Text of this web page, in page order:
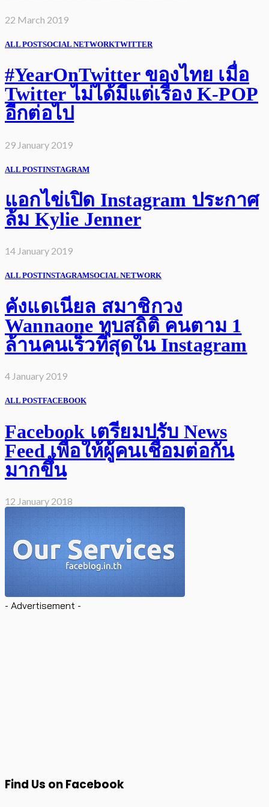
22 March 2019
ALL POSTSOCIAL NETWORKTWITTER
#YearOnTwitter ของไทย เมื่อ
Twitter ไม่ได้มีแต่เรื่อง K-POP
อีกต่อไป
29 January 2019
ALL POSTINSTAGRAM
แอกไข่เปิด Instagram ประกาศ
ล้ม Kylie Jenner
14 January 2019
ALL POSTINSTAGRAMSOCIAL NETWORK
คังแดเนียล สมาชิกวง
Wannaone ทุบสถิติ คนตาม 1
ล้านคนเร็วที่สุดใน Instagram
4 January 2019
ALL POSTFACEBOOK
Facebook เตรียมปรับ News
Feed เพื่อให้ผู้คนเชื่อมต่อกัน
มากขึ้น
12 January 2018
- Advertisement -
Find Us on Facebook